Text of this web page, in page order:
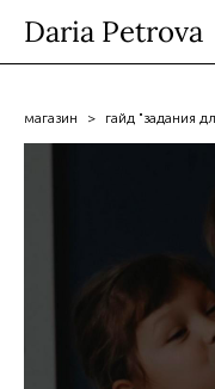
Daria Petrova
магазин > гайд "задания